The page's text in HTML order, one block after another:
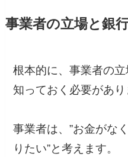
事業者の立場と銀
根本的に、事業者の
知っておく必要があり
事業者は、”お金がな
りたい”と考えます。